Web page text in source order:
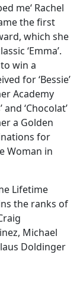
me‘ Rachel
the first
which she
‘Emma’.
win a
for ‘Bessie’
Academy
‘Chocolat’
a Golden
for
Woman in
Lifetime
the ranks of
Michael
Doldinger